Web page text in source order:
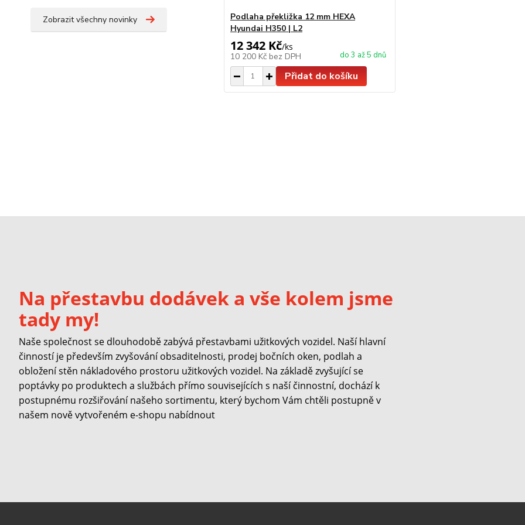
Zobrazit všechny novinky
Podlaha překližka 12 mm HEXA
Hyundai H350 | L2
12 342 Kč/ks
10 200 Kč bez DPH do 3 až 5 dnů
Přidat do košíku
Na přestavbu dodávek a vše kolem jsme
tady my!
Naše společnost se dlouhodobě zabývá přestavbami užitkových vozidel. Naší hlavní
činností je především zvyšování obsaditelnosti, prodej bočních oken, podlah a
obložení stěn nákladového prostoru užitkových vozidel. Na základě zvyšující se
poptávky po produktech a službách přímo souvisejících s naší činnostní, dochází k
postupnému rozšiřování našeho sortimentu, který bychom Vám chtěli postupně v
našem nově vytvořeném e-shopu nabídnout